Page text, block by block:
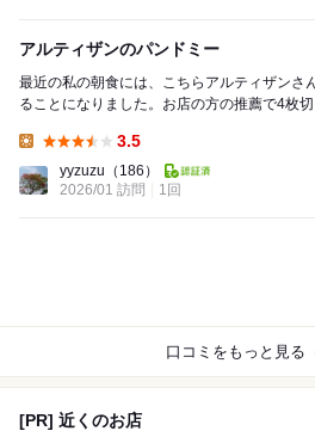
アルティザンのパンドミー
最近の私の朝食には、こちらアルティザンさ
ることになりました。お店の方の推薦で4枚
3.5
yyzuzu （186）
2026/01 訪問
1回
口コミをもっと見る
[PR] 近くのお店